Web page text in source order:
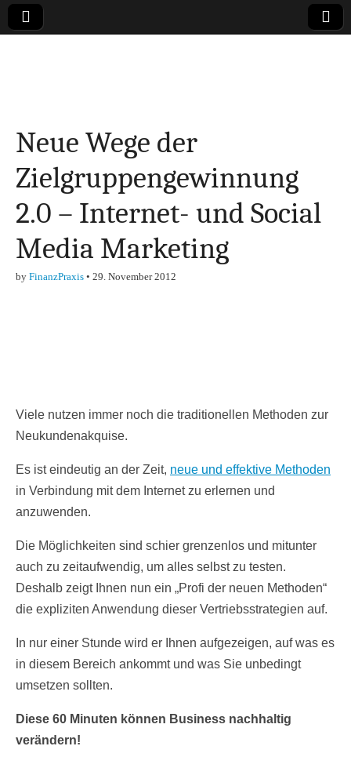
Finanzen,
Marketing-, Vertrieb-
& Investment-Tipps
Neue Wege der
Zielgruppengewinnung
2.0 – Internet- und Social
Media Marketing
by FinanzPraxis • 29. November 2012
Viele nutzen immer noch die traditionellen Methoden zur
Neukundenakquise.
Es ist eindeutig an der Zeit, neue und effektive Methoden
in Verbindung mit dem Internet zu erlernen und
anzuwenden.
Die Möglichkeiten sind schier grenzenlos und mitunter
auch zu zeitaufwendig, um alles selbst zu testen.
Deshalb zeigt Ihnen nun ein „Profi der neuen Methoden“
die expliziten Anwendung dieser Vertriebsstrategien auf.
In nur einer Stunde wird er Ihnen aufgezeigen, auf was es
in diesem Bereich ankommt und was Sie unbedingt
umsetzen sollten.
Diese 60 Minuten können Business nachhaltig
verändern!